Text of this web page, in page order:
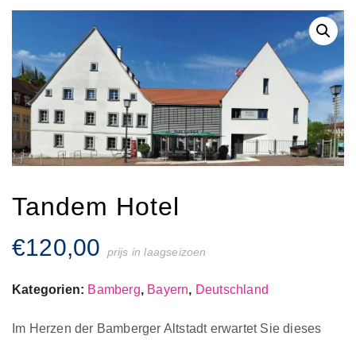
Tandem Hotel
€120,00 prijs in laagseizoen
Kategorien: Bamberg, Bayern, Deutschland
Im Herzen der Bamberger Altstadt erwartet Sie dieses